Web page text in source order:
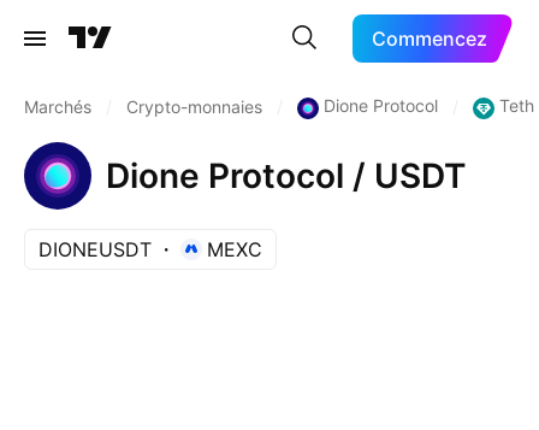
Commencez
Marchés Crypto-monnaies Dione Protocol
Dione Protocol / USDT
DIONEUSDT MEXC